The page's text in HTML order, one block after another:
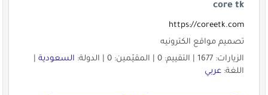
core tk
https://coreetk.com
تصميم مواقع الكترونيه
الزيارات: 1677 | التقييم: 0 | المقيّمين: 0 | الدولة:
السعودية|
اللغة: عربي